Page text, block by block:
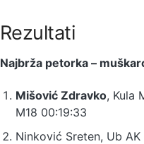
Rezultati
Najbrža petorka –
Mišović Zdravko, Kula
M18 00:19:33
Ninković Sreten, Ub AK